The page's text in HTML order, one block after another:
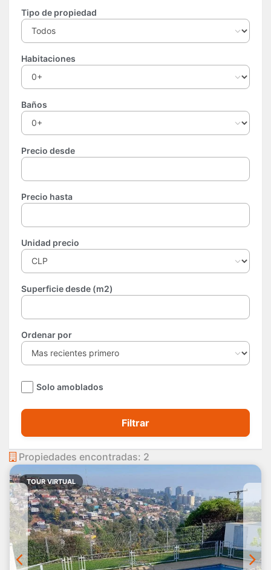
Tipo de propiedad
Habitaciones
Baños
Precio desde
Precio hasta
Unidad precio
Superficie desde (m2)
Ordenar por
Solo amoblados
Filtrar
Propiedades encontradas: 2
TOUR VIRTUAL